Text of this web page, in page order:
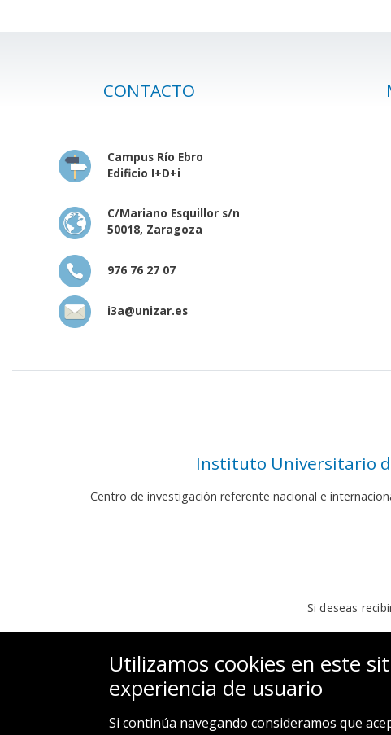
CONTACTO
Campus Río Ebro
Edificio I+D+i
C/Mariano Esquillor s/n
50018, Zaragoza
976 76 27 07
i3a@unizar.es
Instituto Universitario
Centro de investigación referente nacional e
Si deseas
Utilizamos cookies en este
experiencia de usuario
Si continúa navegando consideramos que